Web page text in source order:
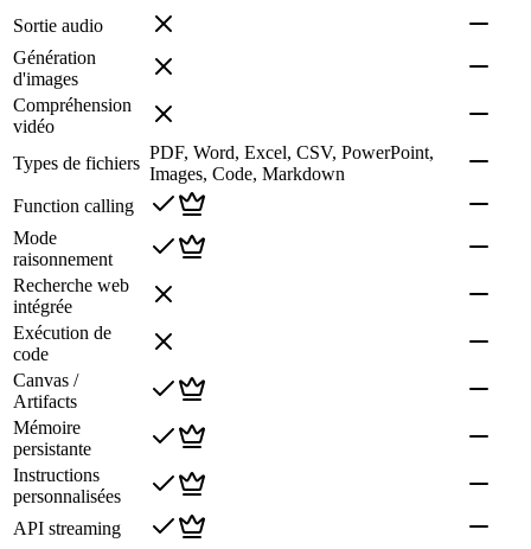
Sortie audio
Génération
d'images
Compréhension
vidéo
Types de fichiers
PDF, Word, Excel, CSV, PowerPoint,
Images, Code, Markdown
Function calling
Mode
raisonnement
Recherche web
intégrée
Exécution de
code
Canvas /
Artifacts
Mémoire
persistante
Instructions
personnalisées
API streaming